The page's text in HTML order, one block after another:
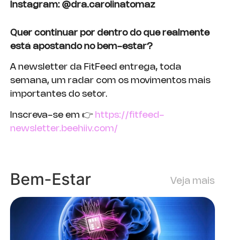
Instagram: @dra.carolinatomaz
Quer continuar por dentro do que realmente
está apostando no bem-estar?
A newsletter da FitFeed entrega, toda
semana, um radar com os movimentos mais
importantes do setor.
Inscreva-se em 👉 https://fitfeed-
newsletter.beehiiv.com/
Bem-Estar Veja mais